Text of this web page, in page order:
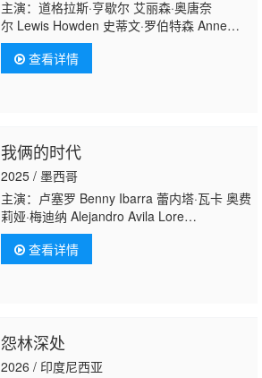
主演：道格拉斯·亨歇尔 艾丽森·奥唐奈
尔 Lewis Howden 史蒂文·罗伯特森 Anne
Kidd 罗恩·麦克唐纳 欧文·怀特劳 Tracy
Wiles Isabelle Joss 朱莉·格雷厄姆 康纳·麦卡
里 罗宾·莱因 马克·博纳尔 德里克·里德尔
查看详情
我俩的时代
2025 / 墨西哥
主演：卢塞罗 Benny Ibarra 蕾内塔·瓦卡 奥费
莉娅·梅迪纳 Alejandro Avila Lore
Graniewicz Mario Alberto Monroy Ana
Ortizharo Claudia Lobo 恩里克·辛格 Andrés
De León
查看详情
怨林深处
2026 / 印度尼西亚